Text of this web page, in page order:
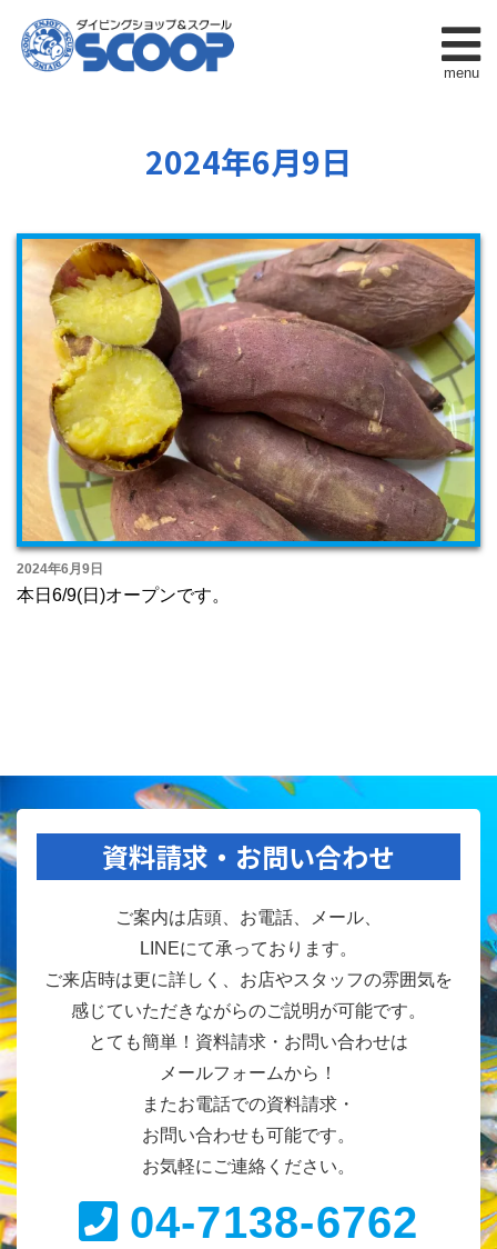
menu
2024年6月9日
2024年6月9日
本日6/9(日)オープンです。
資料請求・お問い合わせ
ご案内は店頭、お電話、メール、
LINEにて承っております。
ご来店時は更に詳しく、お店やスタッフの雰囲気を
感じていただきながらのご説明が可能です。
とても簡単！資料請求・お問い合わせは
メールフォームから！
またお電話での資料請求・
お問い合わせも可能です。
お気軽にご連絡ください。
04-7138-6762